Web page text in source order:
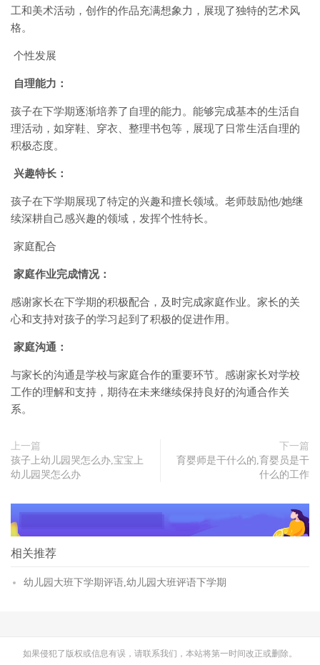
工和美术活动，创作的作品充满想象力，展现了独特的艺术风
格。
个性发展
自理能力：
孩子在下学期逐渐培养了自理的能力。能够完成基本的生活自
理活动，如穿鞋、穿衣、整理书包等，展现了日常生活自理的
积极态度。
兴趣特长：
孩子在下学期展现了特定的兴趣和擅长领域。老师鼓励他/她继
续深耕自己感兴趣的领域，发挥个性特长。
家庭配合
家庭作业完成情况：
感谢家长在下学期的积极配合，及时完成家庭作业。家长的关
心和支持对孩子的学习起到了积极的促进作用。
家庭沟通：
与家长的沟通是学校与家庭合作的重要环节。感谢家长对学校
工作的理解和支持，期待在未来继续保持良好的沟通合作关
系。
上一篇
孩子上幼儿园哭怎么办,宝宝上
幼儿园哭怎么办
下一篇
育婴师是干什么的,育婴员是干
什么的工作
相关推荐
幼儿园大班下学期评语,幼儿园大班评语下学期
如果侵犯了版权或信息有误，请联系我们，本站将第一时间改正或删除。